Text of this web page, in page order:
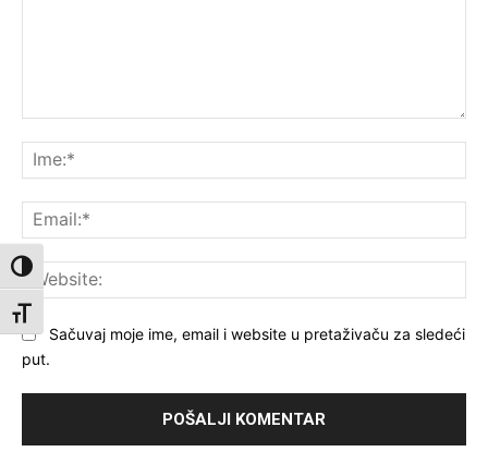
Toggle High Contrast
Toggle Font size
Sačuvaj moje ime, email i website u pretaživaču za sledeći
put.